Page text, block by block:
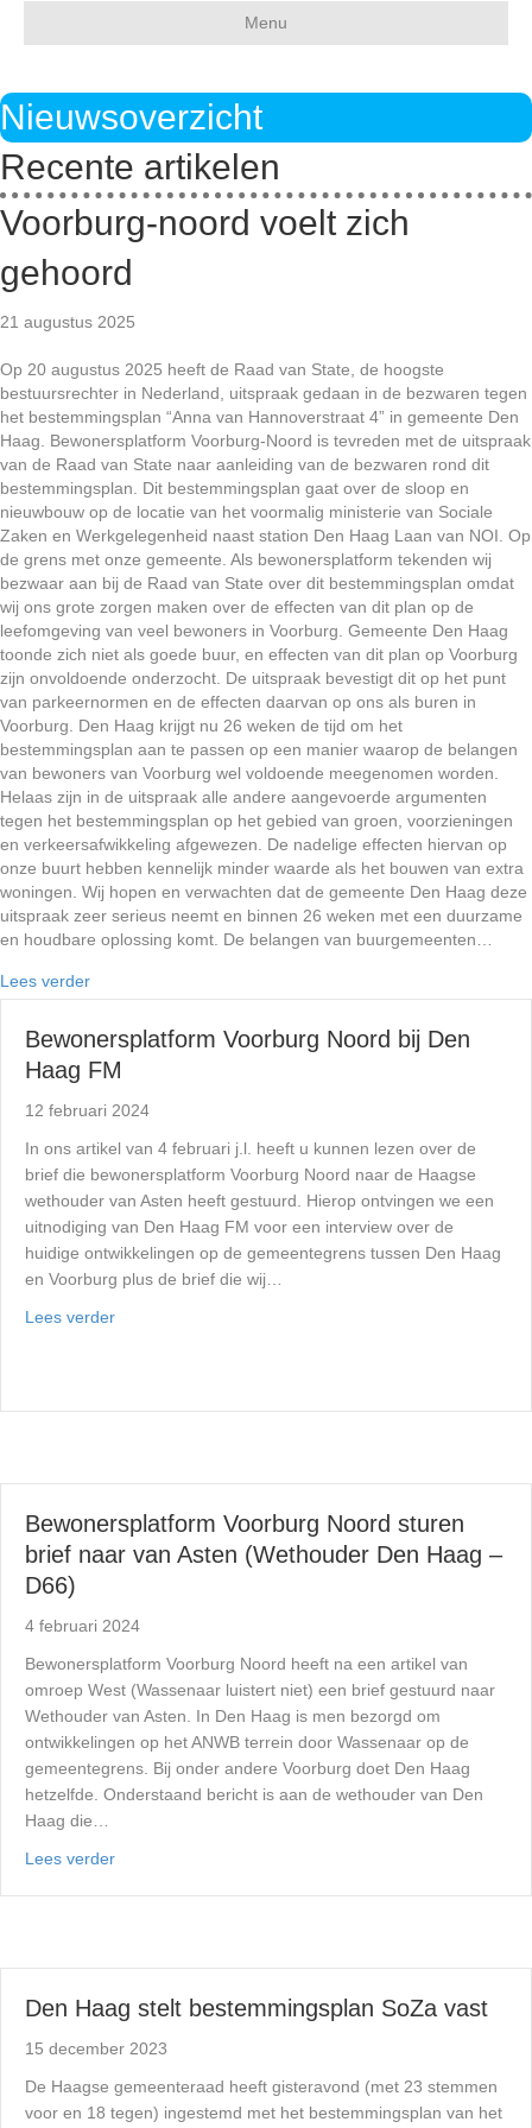
Menu
Nieuwsoverzicht
Recente artikelen
Voorburg-noord voelt zich
gehoord
21 augustus 2025
Op 20 augustus 2025 heeft de Raad van State, de hoogste
bestuursrechter in Nederland, uitspraak gedaan in de bezwaren tegen
het bestemmingsplan “Anna van Hannoverstraat 4” in gemeente Den
Haag. Bewonersplatform Voorburg-Noord is tevreden met de uitspraak
van de Raad van State naar aanleiding van de bezwaren rond dit
bestemmingsplan. Dit bestemmingsplan gaat over de sloop en
nieuwbouw op de locatie van het voormalig ministerie van Sociale
Zaken en Werkgelegenheid naast station Den Haag Laan van NOI. Op
de grens met onze gemeente. Als bewonersplatform tekenden wij
bezwaar aan bij de Raad van State over dit bestemmingsplan omdat
wij ons grote zorgen maken over de effecten van dit plan op de
leefomgeving van veel bewoners in Voorburg. Gemeente Den Haag
toonde zich niet als goede buur, en effecten van dit plan op Voorburg
zijn onvoldoende onderzocht. De uitspraak bevestigt dit op het punt
van parkeernormen en de effecten daarvan op ons als buren in
Voorburg. Den Haag krijgt nu 26 weken de tijd om het
bestemmingsplan aan te passen op een manier waarop de belangen
van bewoners van Voorburg wel voldoende meegenomen worden.
Helaas zijn in de uitspraak alle andere aangevoerde argumenten
tegen het bestemmingsplan op het gebied van groen, voorzieningen
en verkeersafwikkeling afgewezen. De nadelige effecten hiervan op
onze buurt hebben kennelijk minder waarde als het bouwen van extra
woningen. Wij hopen en verwachten dat de gemeente Den Haag deze
uitspraak zeer serieus neemt en binnen 26 weken met een duurzame
en houdbare oplossing komt. De belangen van buurgemeenten…
Lees verder
Bewonersplatform Voorburg Noord bij Den
Haag FM
12 februari 2024
In ons artikel van 4 februari j.l. heeft u kunnen lezen over de
brief die bewonersplatform Voorburg Noord naar de Haagse
wethouder van Asten heeft gestuurd. Hierop ontvingen we een
uitnodiging van Den Haag FM voor een interview over de
huidige ontwikkelingen op de gemeentegrens tussen Den Haag
en Voorburg plus de brief die wij…
Lees verder
Bewonersplatform Voorburg Noord sturen
brief naar van Asten (Wethouder Den Haag –
D66)
4 februari 2024
Bewonersplatform Voorburg Noord heeft na een artikel van
omroep West (Wassenaar luistert niet) een brief gestuurd naar
Wethouder van Asten. In Den Haag is men bezorgd om
ontwikkelingen op het ANWB terrein door Wassenaar op de
gemeentegrens. Bij onder andere Voorburg doet Den Haag
hetzelfde. Onderstaand bericht is aan de wethouder van Den
Haag die…
Lees verder
Den Haag stelt bestemmingsplan SoZa vast
15 december 2023
De Haagse gemeenteraad heeft gisteravond (met 23 stemmen
voor en 18 tegen) ingestemd met het bestemmingsplan van het